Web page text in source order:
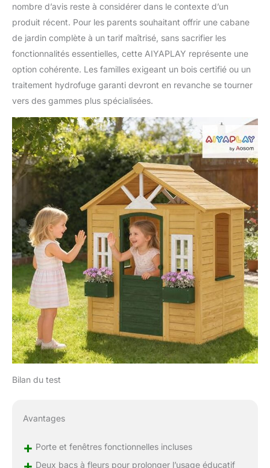
nombre d’avis reste à considérer dans le contexte d’un
produit récent. Pour les parents souhaitant offrir une cabane
de jardin complète à un tarif maîtrisé, sans sacrifier les
fonctionnalités essentielles, cette AIYAPLAY représente une
option cohérente. Les familles exigeant un bois certifié ou un
traitement hydrofuge garanti devront en revanche se tourner
vers des gammes plus spécialisées.
Bilan du test
Avantages
+ Porte et fenêtres fonctionnelles incluses
Deux bacs à fleurs pour prolonger l’usage éducatif